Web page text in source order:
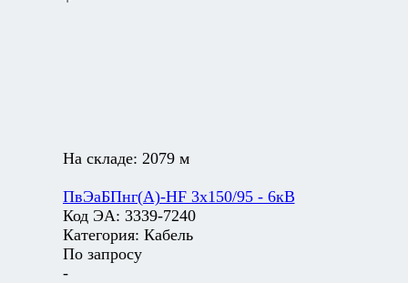
На складе: 2079 м
ПвЭаБПнг(А)-HF 3х150/95 - 6кВ
Код ЭА: 3339-7240
Категория: Кабель
По запросу
-